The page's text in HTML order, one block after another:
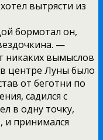
вытрясти из
бормотал он,
—
никаких вымыслов
центре Луны было
от беготни по
садился с
в одну точку,
и принимался